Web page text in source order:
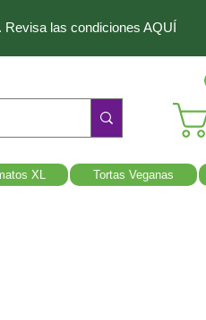
las condiciones AQUÍ
XL Tortas Veganas